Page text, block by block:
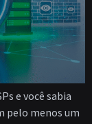
e você sabia
pelo menos um